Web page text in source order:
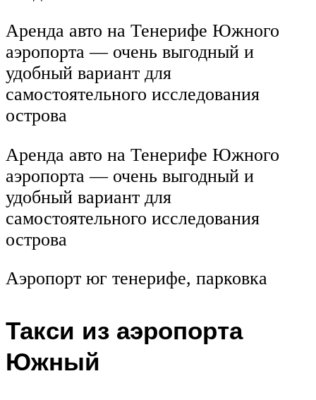
Аренда авто на Тенерифе Южного
аэропорта — очень выгодный и
удобный вариант для
самостоятельного исследования
острова
Аренда авто на Тенерифе Южного
аэропорта — очень выгодный и
удобный вариант для
самостоятельного исследования
острова
Аэропорт юг тенерифе, парковка
Такси из аэропорта
Южный